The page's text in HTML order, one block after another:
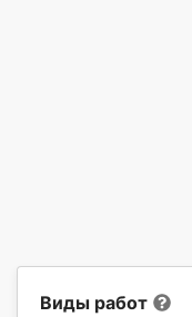
Виды работ